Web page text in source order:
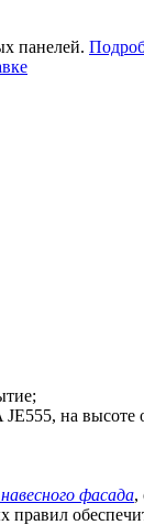
панелей.
на высоте
фасада,
правил